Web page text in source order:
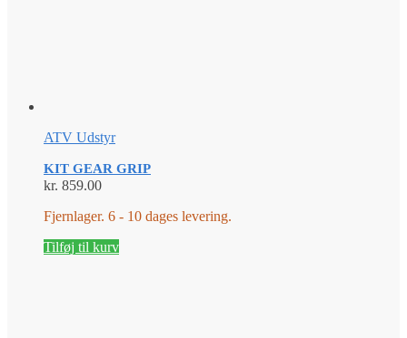
ATV Udstyr
KIT GEAR GRIP
kr. 859.00
Fjernlager. 6 - 10 dages levering.
Tilføj til kurv